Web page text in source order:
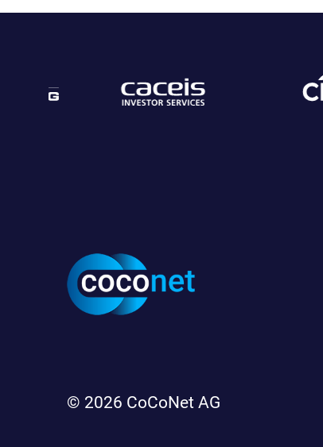
© 2026 CoCoNet AG